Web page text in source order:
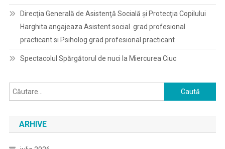
Direcţia Generală de Asistenţă Socială şi Protecţia Copilului
Harghita angajeaza Asistent social grad profesional
practicant si Psiholog grad profesional practicant
Spectacolul Spărgătorul de nuci la Miercurea Ciuc
Caută
după:
ARHIVE